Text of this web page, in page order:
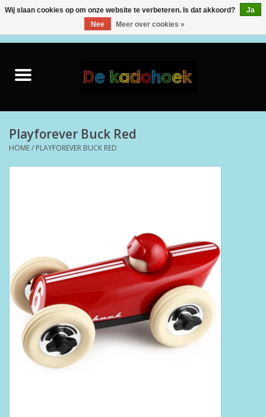
Back to School
Boeken
Puzzels & Spellen
Collectables
Playforever Buck Red
HOME/ PLAYFOREVER BUCK RED
Wij slaan cookies op om onze website te verbeteren. Is dat akkoord?
Ja
Nee
Meer over cookies »